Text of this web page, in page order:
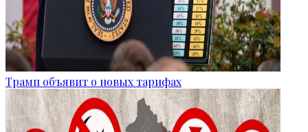
Трамп объявит о новых тарифах